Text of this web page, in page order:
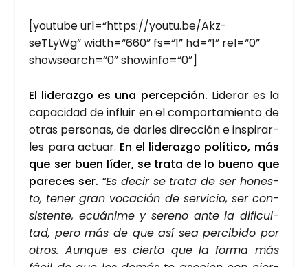
[you­tu­be url=“https://youtu.be/Akz-
seTLyWg” width=“660” fs=“1” hd=“1” rel=“0”
showsearch=“0” showinfo=“0”]
El lide­raz­go es una per­cep­ción. Lide­rar es la
capa­ci­dad de influir en el com­por­ta­mien­to de
otras per­so­nas, de dar­les direc­ción e ins­pi­rar­
les para actuar. En el lide­raz­go polí­ti­co, más
que ser buen líder, se tra­ta de lo bueno que
pare­ces ser. “Es decir se tra­ta de ser hones­
to, tener gran voca­ción de ser­vi­cio, ser con­
sis­ten­te, ecuá­ni­me y sereno ante la difi­cul­
tad, pero más de que así sea per­ci­bi­do por
otros. Aun­que es cier­to que la for­ma más